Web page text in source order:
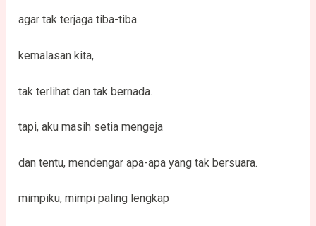
agar tak terjaga tiba-tiba.
kemalasan kita,
tak terlihat dan tak bernada.
tapi, aku masih setia mengeja
dan tentu, mendengar apa-apa yang tak bersuara.
mimpiku, mimpi paling lengkap